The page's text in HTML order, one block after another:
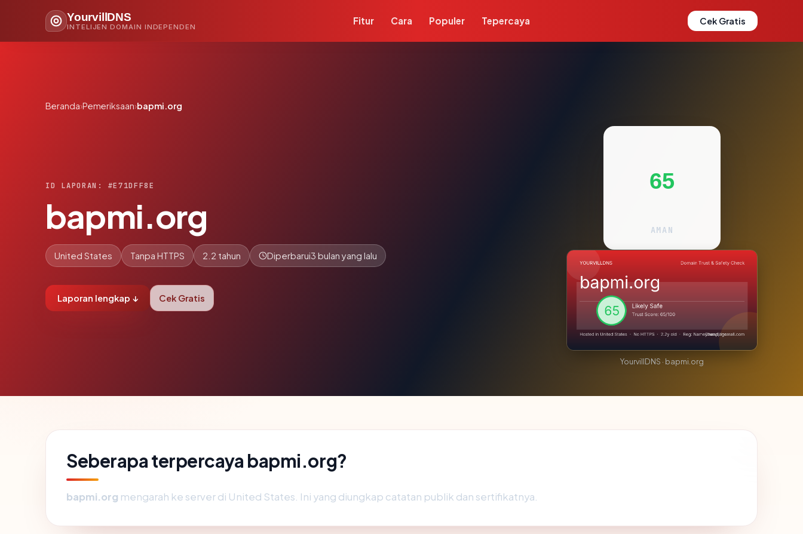
YourvillDNS
INTELIJEN DOMAIN INDEPENDEN
Fitur Cara Populer Tepercaya Cek Gratis
Beranda›Pemeriksaan›bapmi.org
ID LAPORAN: #E71DFF8E
bapmi.org
United States Tanpa HTTPS 2.2 tahun Diperbarui3 bulan yang lalu
Laporan lengkap ↓ Cek Gratis
65
AMAN
YourvillDNS · bapmi.org
Seberapa terpercaya bapmi.org?
bapmi.org mengarah ke server di United States. Ini yang diungkap catatan publik dan sertifikatnya.